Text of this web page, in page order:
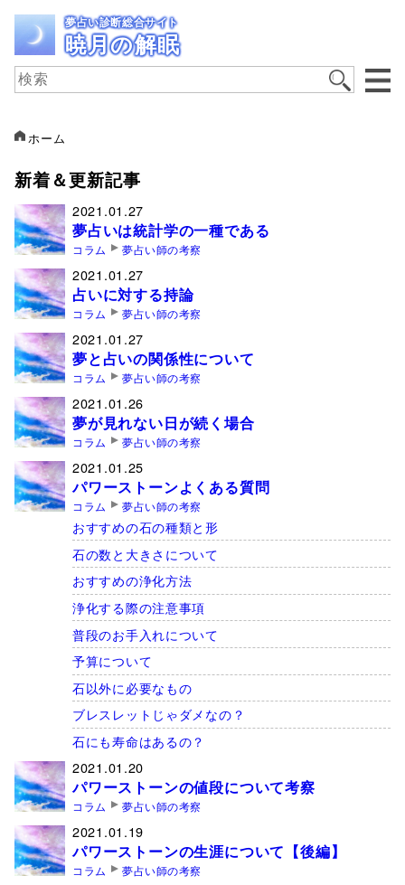
夢占い診断総合サイト
暁月の解眠
ホーム
新着＆更新記事
2021.01.27
夢占いは統計学の一種である
コラム 夢占い師の考察
2021.01.27
占いに対する持論
コラム 夢占い師の考察
2021.01.27
夢と占いの関係性について
コラム 夢占い師の考察
2021.01.26
夢が見れない日が続く場合
コラム 夢占い師の考察
2021.01.25
パワーストーンよくある質問
コラム 夢占い師の考察
おすすめの石の種類と形
石の数と大きさについて
おすすめの浄化方法
浄化する際の注意事項
普段のお手入れについて
予算について
石以外に必要なもの
ブレスレットじゃダメなの？
石にも寿命はあるの？
2021.01.20
パワーストーンの値段について考察
コラム 夢占い師の考察
2021.01.19
パワーストーンの生涯について【後編】
コラム 夢占い師の考察